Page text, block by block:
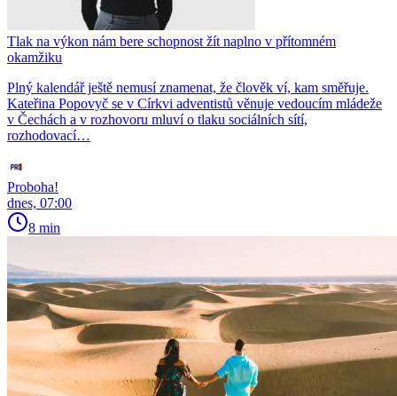
Tlak na výkon nám bere schopnost žít naplno v přítomném
okamžiku
Plný kalendář ještě nemusí znamenat, že člověk ví, kam směřuje.
Kateřina Popovyč se v Církvi adventistů věnuje vedoucím mládeže
v Čechách a v rozhovoru mluví o tlaku sociálních sítí,
rozhodovací…
Proboha!
dnes, 07:00
8 min